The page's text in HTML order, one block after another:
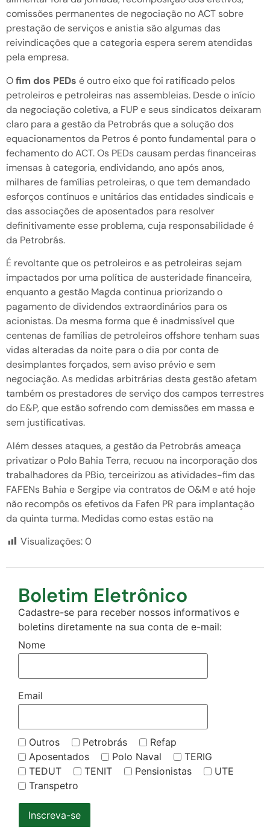
comissões permanentes de negociação no ACT sobre
prestação de serviços e anistia são algumas das
reivindicações que a categoria espera serem atendidas
pela empresa.
Ofim dos PEDs é outro eixo que foi ratificado pelos
petroleiros e petroleiras nas assembleias. Desde o início
da negociação coletiva, a FUP e seus sindicatos deixaram
claro para a gestão da Petrobrás que a solução dos
equacionamentos da Petros é ponto fundamental para o
fechamento do ACT. Os PEDs causam perdas financeiras
imensas à categoria, endividando, ano após anos,
milhares de famílias petroleiras, o que tem demandado
esforços contínuos e unitários das entidades sindicais e
das associações de aposentados para resolver
definitivamente esse problema, cuja responsabilidade é
da Petrobrás.
É revoltante que os petroleiros e as petroleiras sejam
impactados por uma política de austeridade financeira,
enquanto a gestão Magda continua priorizando o
pagamento de dividendos extraordinários para os
acionistas. Da mesma forma que é inadmissível que
centenas de famílias de petroleiros offshore tenham suas
vidas alteradas da noite para o dia por conta de
desimplantes forçados, sem aviso prévio e sem
negociação. As medidas arbitrárias desta gestão afetam
também os prestadores de serviço dos campos terrestres
do E&P, que estão sofrendo com demissões em massa e
sem justificativas.
Além desses ataques, a gestão da Petrobrás ameaça
privatizar o Polo Bahia Terra, recuou na incorporação dos
trabalhadores da PBio, terceirizou as atividades-fim das
FAFENs Bahia e Sergipe via contratos de O&M e até hoje
não recompôs os efetivos da Fafen PR para implantação
da quinta turma. Medidas como estas estão na
Visualizações:0
Boletim Eletrônico
Cadastre-se para receber nossos informativos e
boletins diretamente na sua conta de e-mail:
Nome
Email
Outros Petrobrás
Refap
Aposentados
Polo Naval
TERIG
TEDUT
TENIT Pensionistas
UTE
Transpetro
Inscreva-se